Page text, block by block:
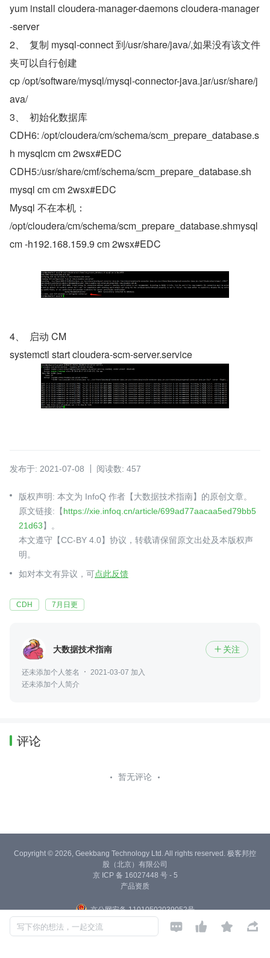
yum install cloudera-manager-daemons cloudera-manager
-server
2、  复制 mysql-connect 到/usr/share/java/,如果没有该文件
夹可以自行创建
cp /opt/software/mysql/mysql-connector-java.jar/usr/share/j
ava/
3、  初始化数据库
CDH6: /opt/cloudera/cm/schema/scm_prepare_database.s
h mysqlcm cm 2wsx#EDC
CDH5:/usr/share/cmf/schema/scm_prepare_database.sh
mysql cm cm 2wsx#EDC
Mysql 不在本机：
/opt/cloudera/cm/schema/scm_prepare_database.shmysql
cm -h192.168.159.9 cm 2wsx#EDC
4、  启动 CM
systemctl start cloudera-scm-server.service
发布于: 2021-07-08 阅读数: 457
版权声明: 本文为 InfoQ 作者【大数据技术指南】的原创文章。
原文链接:【https://xie.infoq.cn/article/699ad77aacaa5ed79bb5
21d63】。
本文遵守【CC-BY 4.0】协议，转载请保留原文出处及本版权声
明。
如对本文有异议，可点此反馈
CDH 7月日更
大数据技术指南  关注
还未添加个人签名
2021-03-07 加入
还未添加个人简介
评论
暂无评论
写下你的想法，一起交流    
Copyright © 2026, Geekbang Technology Ltd. All rights reserved. 极客邦控
股（北京）有限公司
京 ICP 备 16027448 号 - 5
产品资质
京公网安备 11010502039052号